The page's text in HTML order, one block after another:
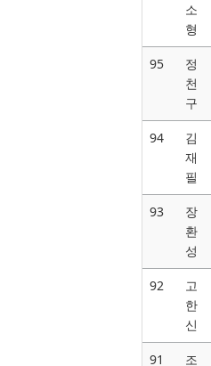
소
형
95
정
천
구
94
김
재
필
93
장
환
성
92
고
한
신
91
조